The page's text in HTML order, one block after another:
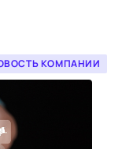
КОМПАНИИ